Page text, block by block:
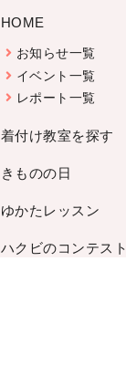
HOME
お知らせ一覧
イベント一覧
レポート一覧
着付け教室を探す
きものの日
ゆかたレッスン
ハクビのコンテスト